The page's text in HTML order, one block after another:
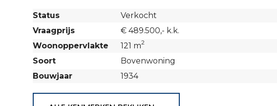
Status
Verkocht
Vraagprijs
€ 489.500,- k.k.
Woonoppervlakte
121 m2
Soort
Bovenwoning
Bouwjaar
1934